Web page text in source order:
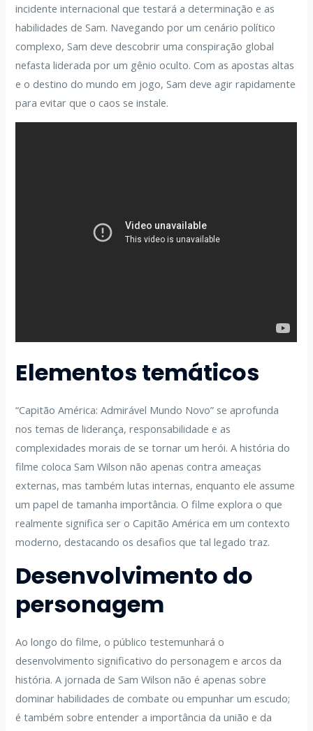
incidente internacional que testará a determinação e as
habilidades de Sam. Navegando por um cenário político
complexo, Sam deve descobrir uma conspiração global
nefasta liderada por um gênio oculto. Com as apostas altas
e o destino do mundo em jogo, Sam deve agir rapidamente
para evitar que o caos se instale.
Elementos temáticos
“Capitão América: Admirável Mundo Novo” se aprofunda
nos temas de liderança, responsabilidade e as
complexidades morais de se tornar um herói. A história do
filme coloca Sam Wilson não apenas contra ameaças
externas, mas também lutas internas, enquanto ele assume
um papel de tamanha importância. O filme explora o que
realmente significa ser o Capitão América em um contexto
moderno, destacando os desafios que tal legado traz.
Desenvolvimento do
personagem
Ao longo do filme, o público testemunhará o
desenvolvimento significativo do personagem e arcos da
história. A jornada de Sam Wilson não é apenas sobre
dominar habilidades de combate ou empunhar um escudo;
é também sobre entender a importância da união e da